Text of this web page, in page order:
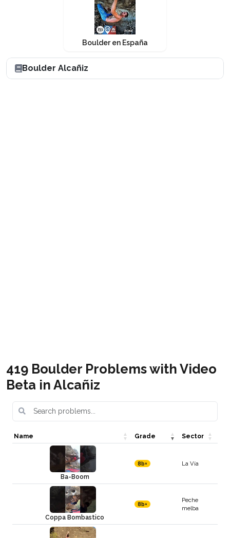
Boulder en España
Boulder Alcañiz
419 Boulder Problems with Video
Beta in Alcañiz
Name Grade Sector
Ba-Boom
8b+ La Vía
Coppa Bombastico
8b+
Peche
melba